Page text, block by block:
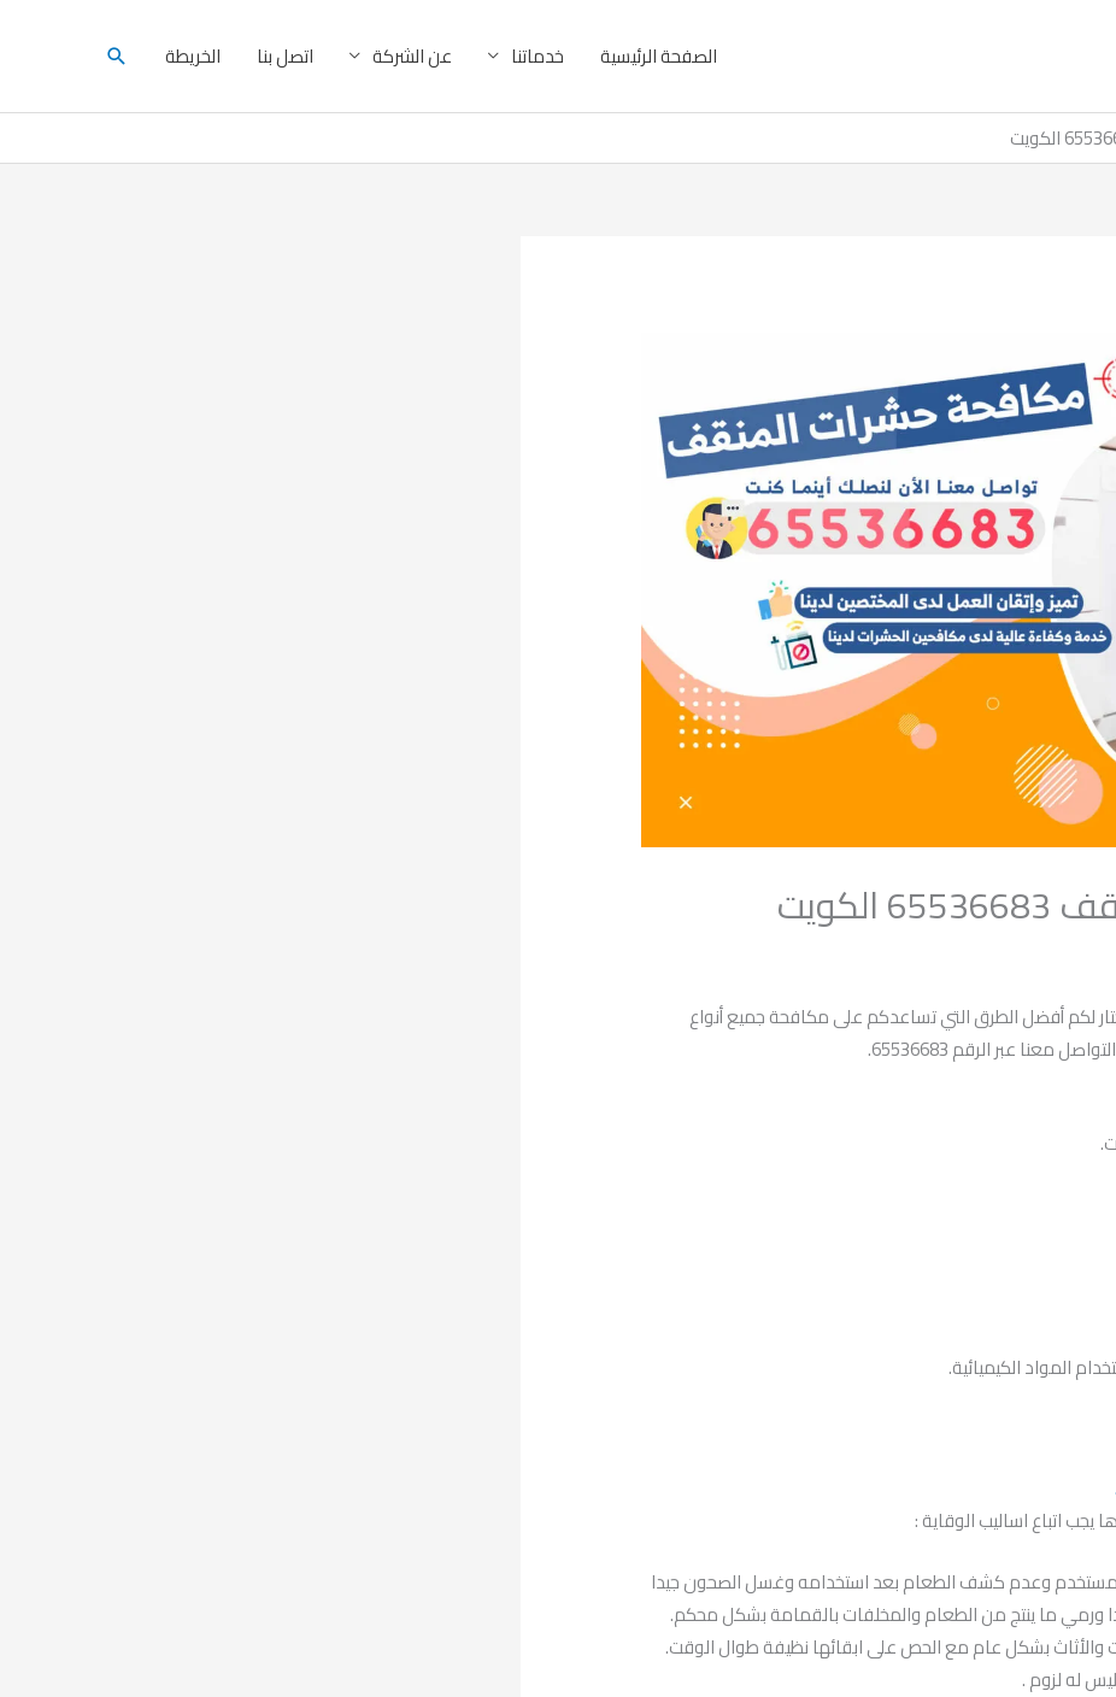
الصفحة الرئيسية خدماتنا عن الشركة اتصل بنا الخريطة البحث
لكم أفضل الطرق التي تساعدكم على مكافحة جميع أنواع
عبر الرقم 65536683.
المواد الكيميائية.
اتباع اساليب الوقاية :
وعدم كشف الطعام بعد استخدامه وغسل الصحون جيدا
ورمي ما ينتج من الطعام والمخلفات بالقمامة بشكل محكم.
والأثاث بشكل عام مع الحص على ابقائها نظيفة طوال الوقت.
له لزوم .